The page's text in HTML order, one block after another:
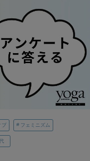
ブ フェミニズム